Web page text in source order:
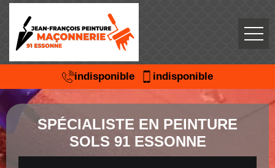
indisponible indisponible
SPÉCIALISTE EN PEINTURE
SOLS 91 ESSONNE